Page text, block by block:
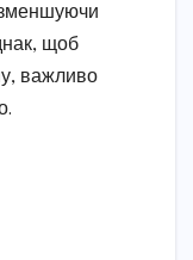
щоб
важливо